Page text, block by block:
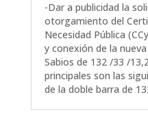
-Dar a publicidad la
otorgamiento del
Necesidad Pública
y conexión de la
Sabios de 132 /33 /
principales son las
de la doble barra de